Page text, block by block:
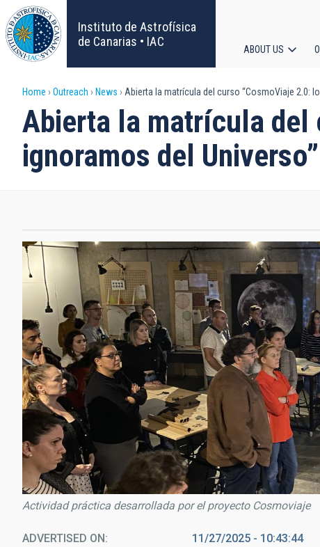
Skip
to
main
content
Instituto de Astrofísica
de Canarias • IAC
ABOUT US
Breadcrumb
Home Outreach News Abierta la matrícula del curso “CosmoViaje 2.0:
Abierta la matrícula del
ignoramos del Universo”
Actividad práctica desarrollada por el proyecto Cosmoviaje
ADVERTISED ON 11/27/2025 - 10:43:44